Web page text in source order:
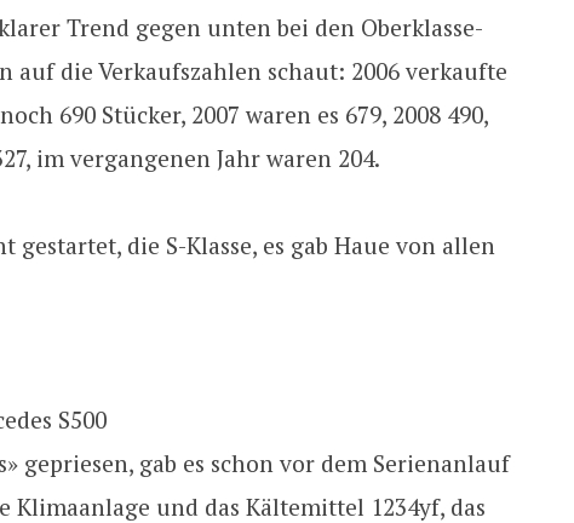
Trend gegen unten bei den Oberklasse-
auf die Verkaufszahlen schaut: 2006 verkaufte
690 Stücker, 2007 waren es 679, 2008 490,
im vergangenen Jahr waren 204.
gestartet, die S-Klasse, es gab Haue von allen
gepriesen, gab es schon vor dem Serienanlauf
Klimaanlage und das Kältemittel 1234yf, das